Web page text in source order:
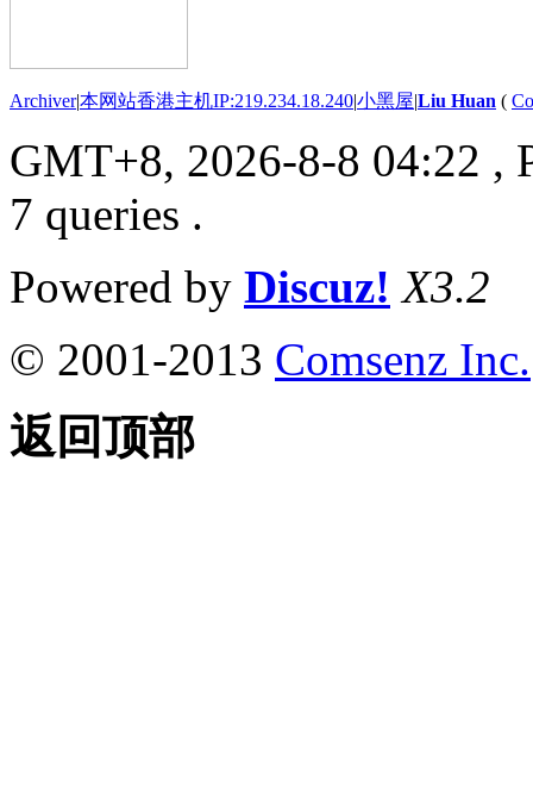
Archiver|本网站香港主机IP:219.234.18.240|小黑屋|Liu Huan (
GMT+8, 2026-8-8 04:22 ,
7 queries .
Powered by Discuz! X3.2
© 2001-2013 Comsenz Inc.
返回顶部